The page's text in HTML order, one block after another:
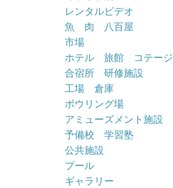
レンタルビデオ
魚 肉 八百屋
市場
ホテル 旅館 コテージ
合宿所 研修施設
工場 倉庫
ボウリング場
アミューズメント施設
予備校 学習塾
公共施設
プール
ギャラリー